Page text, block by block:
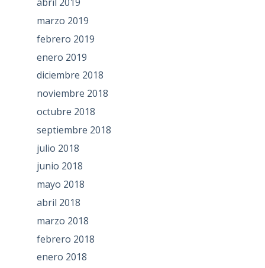
marzo 2019
febrero 2019
enero 2019
diciembre 2018
noviembre 2018
octubre 2018
septiembre 2018
julio 2018
junio 2018
mayo 2018
abril 2018
marzo 2018
febrero 2018
enero 2018